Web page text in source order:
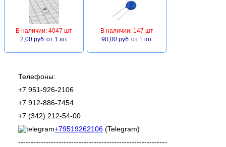
В наличии: 4047 шт
2,00 руб. от 1 шт
В наличии: 147 шт
90,00 руб. от 1 шт
Телефоны:
+7 951-926-2106
+7 912-886-7454
+7 (342) 212-54-00
+79519262106 (Telegram)
-----------------------------------------------------------